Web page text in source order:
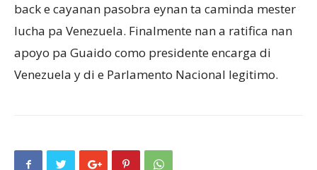
back e cayanan pasobra eynan ta caminda mester
lucha pa Venezuela. Finalmente nan a ratifica nan
apoyo pa Guaido como presidente encarga di
Venezuela y di e Parlamento Nacional legitimo.